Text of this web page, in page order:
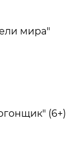
мира"
(6+)